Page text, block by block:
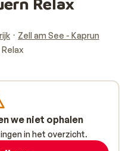
Zell am See - Kaprun
we niet ophalen
in het overzicht.